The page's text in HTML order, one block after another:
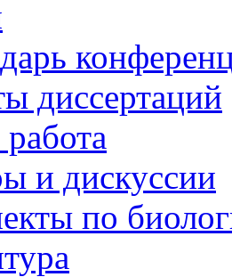
диссертаций
и дискуссии
по